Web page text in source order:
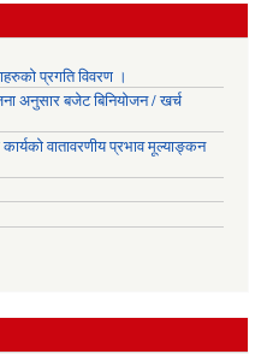
प्रगति विवरण ।
अनुसार बजेट बिनियोजन / खर्च
वातावरणीय प्रभाव मूल्याङ्कन